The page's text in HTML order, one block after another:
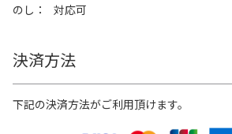
のし
対応可
決済方法
下記の決済方法がご利用頂けます。